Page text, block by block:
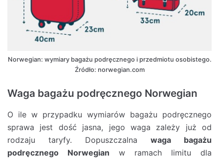
Norwegian: wymiary bagażu podręcznego i przedmiotu osobistego.
Źródło: norwegian.com
Waga bagażu podręcznego Norwegian
O ile w przypadku wymiarów bagażu podręcznego
sprawa jest dość jasna, jego waga zależy już od
rodzaju taryfy. Dopuszczalna waga bagażu
podręcznego Norwegian w ramach limitu dla